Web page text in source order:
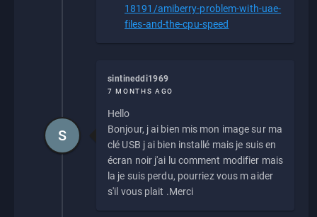
18191/amiberry-problem-with-uae-
files-and-the-cpu-speed
sintineddi1969
7 MONTHS AGO
Hello
Bonjour, j ai bien mis mon image sur ma
clé USB j ai bien installé mais je suis en
écran noir j'ai lu comment modifier mais
la je suis perdu, pourriez vous m aider
s'il vous plait .Merci
S